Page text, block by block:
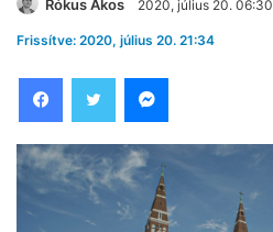
Rókus Ákos 2020, július 20. 06:30
Frissítve: 2020, július 20. 21:34